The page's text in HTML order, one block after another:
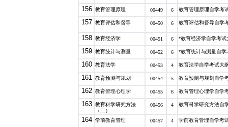
156 教育管理原理 00449 6 教育管理原理自学考
157 教育评估和督导 00450 6 教育评估和督导自学
158 教育经济学 00451 6 *教育经济学自学考试
159 教育统计与测量 00452 6 *教育统计与测量自学
160 教育法学 00453 4 教育法学自学考试大
161 教育预测与规划 00454 5 教育预测与规划自学
162 教育管理心理学 00455 6 教育管理心理学自学
163 教育科学研究方法
（二）
00456 4 教育科学研究方法自
164 学前教育管理 00457 4 学前教育管理自学考